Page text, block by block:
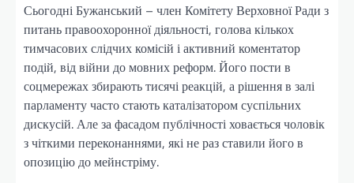
Сьогодні Бужанський – член Комітету Верховної Ради з
питань правоохоронної діяльності, голова кількох
тимчасових слідчих комісій і активний коментатор
подій, від війни до мовних реформ. Його пости в
соцмережах збирають тисячі реакцій, а рішення в залі
парламенту часто стають каталізатором суспільних
дискусій. Але за фасадом публічності ховається чоловік
з чіткими переконаннями, які не раз ставили його в
опозицію до мейнстріму.